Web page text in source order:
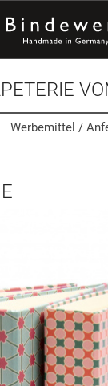
Werbemittel /